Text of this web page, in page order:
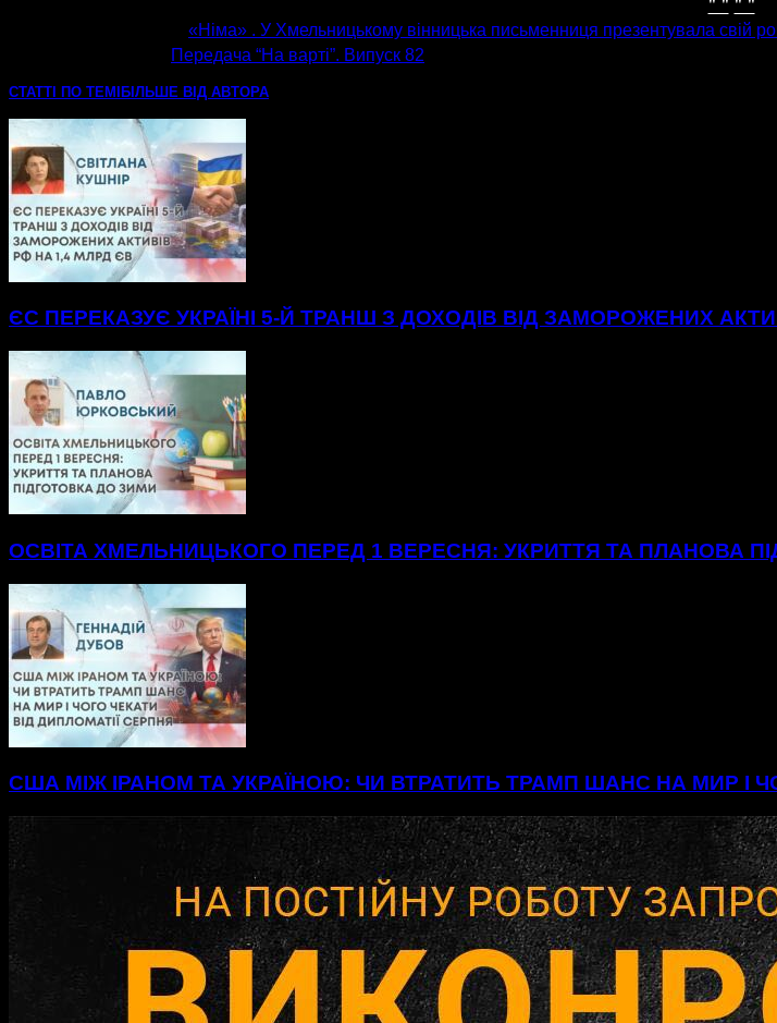
«Німа» . У Хмельницькому вінницька письменниця презентувала свій
Передача “На варті”. Випуск 82
СТАТТІ ПО ТЕМІ БІЛЬШЕ ВІД АВТОРА
ЄС ПЕРЕКАЗУЄ УКРАЇНІ 5-Й ТРАНШ З ДОХОДІВ ВІД ЗАМОРОЖЕНИХ
ОСВІТА ХМЕЛЬНИЦЬКОГО ПЕРЕД 1 ВЕРЕСНЯ: УКРИТТЯ ТА ПЛАНОВА
США МІЖ ІРАНОМ ТА УКРАЇНОЮ: ЧИ ВТРАТИТЬ ТРАМП ШАНС НА МИР І